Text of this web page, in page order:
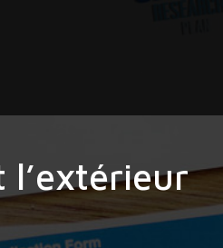
l’extérieur